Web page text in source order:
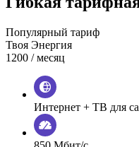
Популярный тариф
Твоя Энергия
1200 / месяц
Интернет + ТВ для